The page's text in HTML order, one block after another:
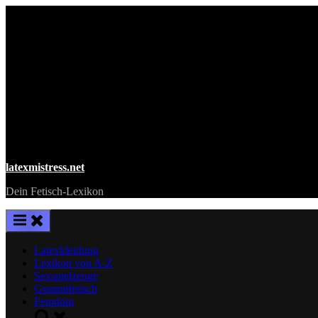
latexmistress.net
Dein Fetisch-Lexikon
Latexkleidung
Lexikon von A-Z
Sexspielzeuge
Gummifetisch
Femdom